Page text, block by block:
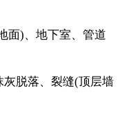
面)、地下室、管道
脱落、裂缝(顶层墙